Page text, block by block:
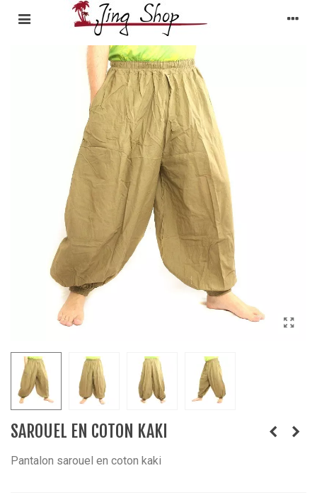
SAROUEL EN COTON KAKI
Pantalon sarouel en coton kaki